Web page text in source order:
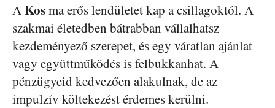
AKosma erős lendületet kap a csillagoktól. A
szakmai életedben bátrabban vállalhatsz
kezdeményező szerepet, és egy váratlan ajánlat
vagy együttműködés is felbukkanhat. A
pénzügyeid kedvezően alakulnak, de az
impulzív költekezést érdemes kerülni.